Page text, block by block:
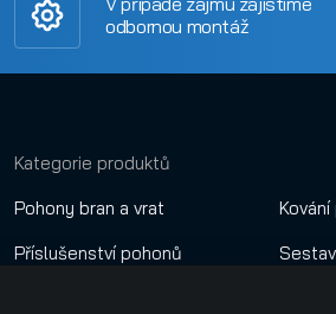
odbornou montáž
Kategorie produktů
Pohony bran a vrat
Příslušenství pohonů